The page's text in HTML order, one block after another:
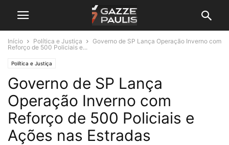
Início Política e Justiça
Governo de SP Lança Operação Inverno com
Reforço de 500 Policiais e...
Política e Justiça
Governo de SP Lança
Operação Inverno com
Reforço de 500 Policiais e
Ações nas Estradas